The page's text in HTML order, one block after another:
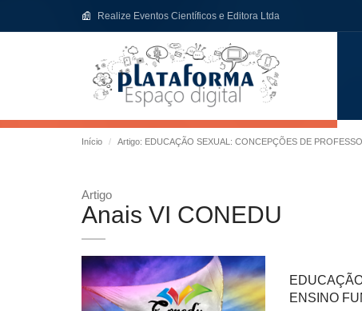
Realize Eventos Científicos e Editora Ltda
Início Artigo: EDUCAÇÃO SEXUAL: CONCEPÇÕES DE
Artigo
Anais VI CONEDU
ENSINO